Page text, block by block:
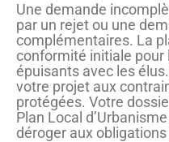
Une demande
par un rejet ou une
complémentaires. La
conformité initiale
épuisants avec les
votre projet aux
protégées. Votre
Plan Local
déroger aux